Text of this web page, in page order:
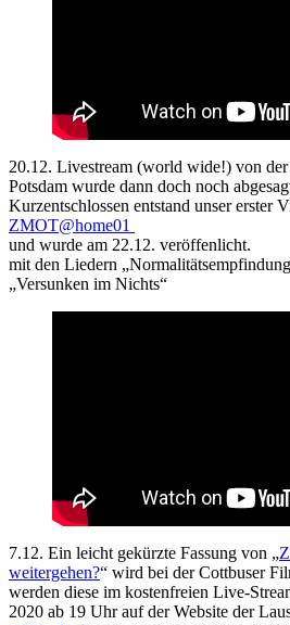
20.12. Livestream (world wide!) von der
Potsdam wurde dann doch noch
Kurzentschlossen entstand unser erster
ZMOT@home01
und wurde am 22.12. veröffenlicht.
mit den Liedern
„Versunken im Nichts“
7.12. Ein leicht gekürzte Fassung von „
weitergehen?“ wird bei der Cottbuser
werden diese im kostenfreien Live-
2020 ab 19 Uhr auf der Website der